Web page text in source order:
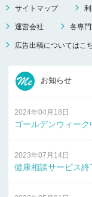
サイトマップ
運営会社 各専
広告出稿についてはこ
お知らせ
2024年04月18日
ゴールデンウィー
2023年07月14日
健康相談サービス